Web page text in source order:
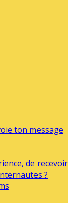
ton message
de recevoir
?